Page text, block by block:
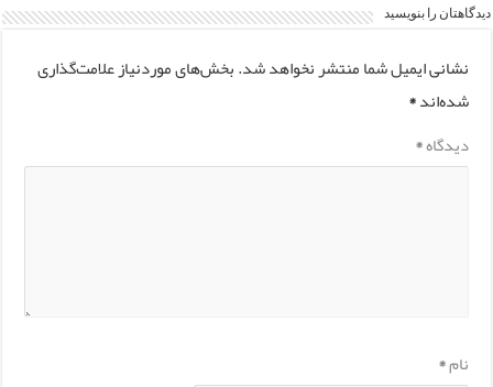
دیدگاهتان را بنویسید
نشانی ایمیل شما منتشر نخواهد شد.بخش‌های موردنیاز علامت‌گذاری
شده‌اند*
دیدگاه*
نام*